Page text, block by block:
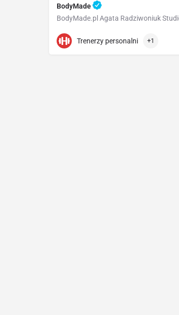
BodyMade
+48 602 139 584
Gustawa Morcinka 3, 01-496 Warszawa
Trenerzy personalni +1